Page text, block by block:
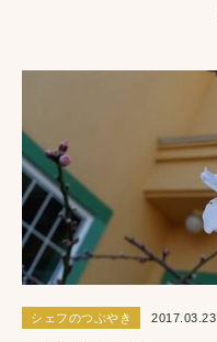
シェフのつぶやき 2017.03.23